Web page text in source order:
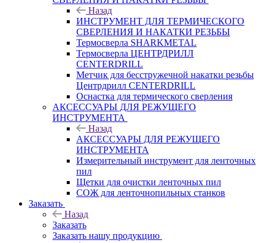
Назад
ИНСТРУМЕНТ ДЛЯ ТЕРМИЧЕСКОГО
СВЕРЛЕНИЯ И НАКАТКИ РЕЗЬБЫ
Термосверла SHARKMETAL
Термосверла ЦЕНТРДРИЛЛ
CENTERDRILL
Метчик для бесстружечной накатки резьбы
Центрдрилл CENTERDRILL
Оснастка для термического сверления
АКСЕССУАРЫ ДЛЯ РЕЖУЩЕГО
ИНСТРУМЕНТА
Назад
АКСЕССУАРЫ ДЛЯ РЕЖУЩЕГО
ИНСТРУМЕНТА
Измерительный инструмент для ленточных
пил
Щетки для очистки ленточных пил
СОЖ для ленточнопильных станков
Заказать
Назад
Заказать
Заказать нашу продукцию